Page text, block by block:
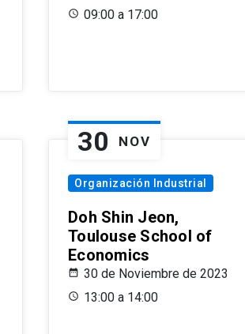
09:00 a 17:00
30 NOV
Organización Industrial
Doh Shin Jeon,
Toulouse School of
Economics
30 de Noviembre de 2023
13:00 a 14:00